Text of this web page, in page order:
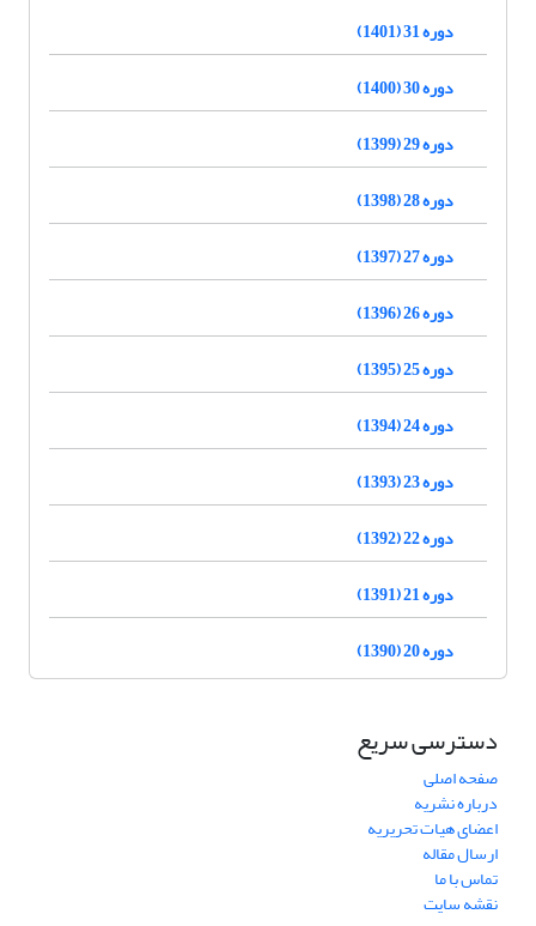
دوره 31 (1401)
دوره 30 (1400)
دوره 29 (1399)
دوره 28 (1398)
دوره 27 (1397)
دوره 26 (1396)
دوره 25 (1395)
دوره 24 (1394)
دوره 23 (1393)
دوره 22 (1392)
دوره 21 (1391)
دوره 20 (1390)
دسترسی سریع
صفحه اصلی
درباره نشریه
اعضای هیات تحریریه
ارسال مقاله
تماس با ما
نقشه سایت